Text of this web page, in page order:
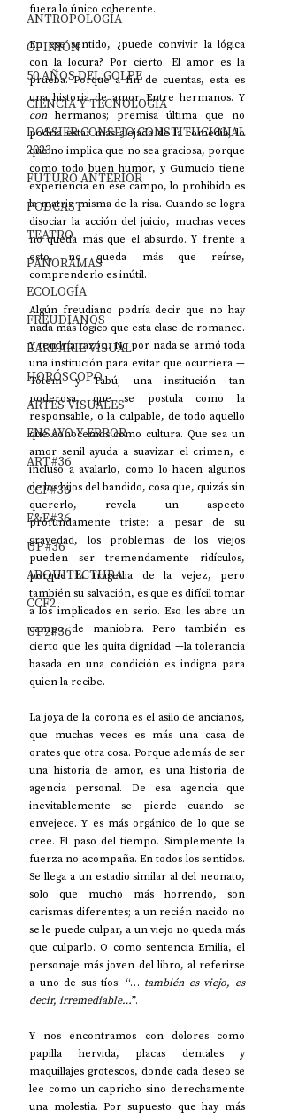
ANTROPOLOGÍA
OPINIÓN
50 AÑOS DEL GOLPE
CIENCIA Y TECNOLOGÍA
DOSSIER CONSEJO CONSTITUCIONAL
2023
FUTURO ANTERIOR
PODCAST
TEATRO
PANORAMAS
ECOLOGÍA
FREUDIANOS
BARBARIE VISUAL
HORÓSCOPO
ARTES VISUALES
ENSAYO Y ERROR
ART#36
CCF#36
E&E#36
UP#36
ARQUITECTURA
CCF2
UP2#36
fuera lo único coherente.
En ese sentido, ¿puede convivir la lógica
con la locura? Por cierto. El amor es la
prueba. Porque a fin de cuentas, esta es
con hermanos; premisa última que no
podría estar más alejada de la comedia, lo
que no implica que no sea graciosa, porque
como todo buen humor, y Gumucio tiene
experiencia en ese campo, lo prohibido es
la matriz misma de la risa. Cuando se logra
disociar la acción del juicio, muchas veces
no queda más que el absurdo. Y frente a
esto, no queda más que reírse,
comprenderlo es inútil.
Algún freudiano podría decir que no hay
nada más lógico que esta clase de romance.
Y tendría razón. No por nada se armó toda
una institución para evitar que ocurriera —
Tótem y Tabú; una institución tan
poderosa, que se postula como la
responsable, o la culpable, de todo aquello
que conocemos como cultura. Que sea un
amor senil ayuda a suavizar el crimen, e
incluso a avalarlo, como lo hacen algunos
de los hijos del bandido, cosa que, quizás sin
quererlo, revela un aspecto
profundamente triste: a pesar de su
gravedad, los problemas de los viejos
pueden ser tremendamente ridículos,
porque la tragedia de la vejez, pero
también su salvación, es que es difícil tomar
a los implicados en serio. Eso les abre un
campo de maniobra. Pero también es
cierto que les quita dignidad —la tolerancia
basada en una condición es indigna para
quien la recibe.
La joya de la corona es el asilo de ancianos,
que muchas veces es más una casa de
orates que otra cosa. Porque además de ser
una historia de amor, es una historia de
agencia personal. De esa agencia que
inevitablemente se pierde cuando se
envejece. Y es más orgánico de lo que se
cree. El paso del tiempo. Simplemente la
fuerza no acompaña. En todos los sentidos.
Se llega a un estadio similar al del neonato,
solo que mucho más horrendo, son
carismas diferentes; a un recién nacido no
se le puede culpar, a un viejo no queda más
que culparlo. O como sentencia Emilia, el
personaje más joven del libro, al referirse
a uno de sus tíos: “… también es viejo, es
decir, irremediable…”.
Y nos encontramos con dolores como
papilla hervida, placas dentales y
maquillajes grotescos, donde cada deseo se
lee como un capricho sino derechamente
una molestia. Por supuesto que hay más